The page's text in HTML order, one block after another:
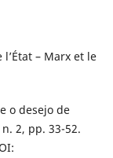
l’État – Marx et le
o desejo de
2, pp. 33-52.